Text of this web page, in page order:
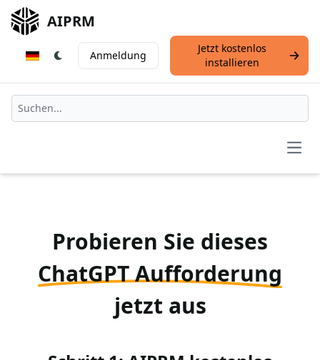
AIPRM
Anmeldung
Jetzt kostenlos
installieren
Probieren Sie dieses
ChatGPT Aufforderung
jetzt aus